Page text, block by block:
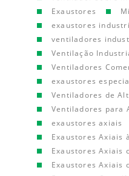
Exaustores
exaustores
ventiladores
Ventilação
Ventiladores
exaustores
Ventiladores de
Ventiladores para
exaustores axiais
Exaustores Axiais
Exaustores Axiais
Exaustores Axiais